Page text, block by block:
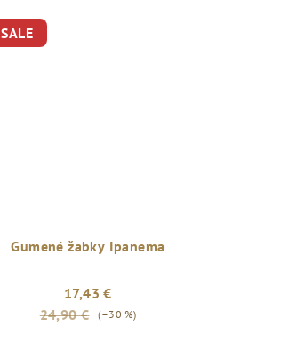
SALE
Gumené žabky Ipanema
17,43 €
24,90 €
(–30 %)